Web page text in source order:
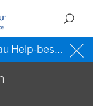
bestand (VS)